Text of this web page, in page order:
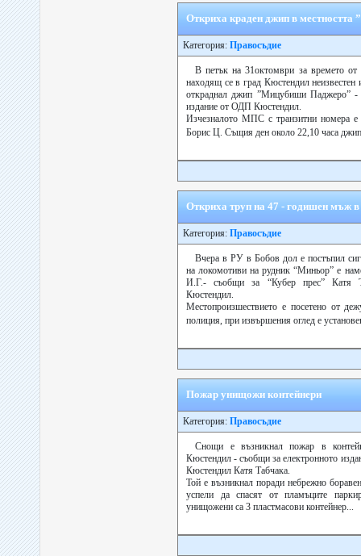
Откриха краден джип в местността
Категория: Правосъдие
В петък на 31октомври за времето
находящ се в град Кюстендил неизвестен
откраднал джип ”Мицубиши Паджеро” -
издание от ОДП Кюстендил.
Изчезналото МПС с транзитни номера е
Борис Ц. Същия ден около 22,10 часа
Откриха труп на 47 - годишен мъж
Категория: Правосъдие
Вчера в РУ в Бобов дол е постъпил
на локомотиви на рудник “Миньор” е
И.Г.- съобщи за “Кубер прес” Катя
Кюстендил.
Местопроизшествието е посетено от
полиция, при извършения оглед е
Пожар унищожи контейнери
Категория: Правосъдие
Снощи е възникнал пожар в
Кюстендил - съобщи за електронното
Кюстендил Катя Табчака.
Той е възникнал поради небрежно
успели да спасят от пламъците
унищожени са 3 пластмасови контейнер...